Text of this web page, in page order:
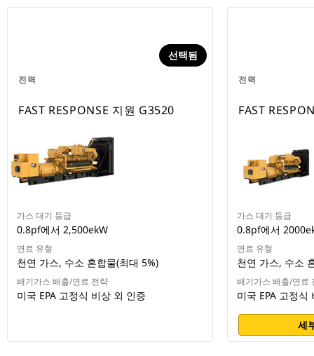
전력
선택됨
FAST RESPONSE 지원 G3520
가스 대기 등급
0.8pf에서 2,500ekW
연료 유형
천연 가스, 수소 혼합물(최대 5%)
배기가스 배출/연료 전략
미국 EPA 고정식 비상 외 인증
전력
FAST
가스 대기 등급
0.8pf에서
연료 유형
천연 가스, 수소
배기가스 배출/연료
미국 EPA 고정식
세